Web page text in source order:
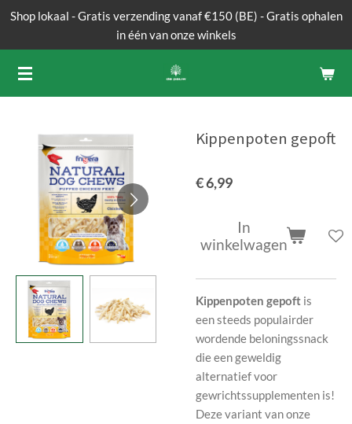
Ga
naar
de
Shop lokaal - Gratis verzending vanaf €150 (BE) - Gratis ophalen
in één van onze winkels
Kippenpoten gepoft
€ 6,99
In
winkelwagen
Kippenpoten gepoft is
eensteeds populairder
wordende beloningssnack
die een geweldig
alternatief voor
gewrichtssupplementen is!
Deze variant van onze